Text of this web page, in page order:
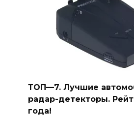
ТОП—7. Лучшие
радар-детекторы.
года!